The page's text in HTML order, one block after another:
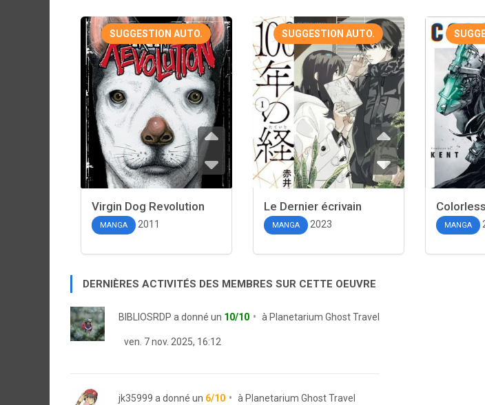
SUGGESTION AUTO.
Virgin Dog Revolution
MANGA 2011
SUGGESTION AUTO.
Le Dernier écrivain
MANGA 2023
Colorless
MANGA
DERNIÈRES ACTIVITÉS DES MEMBRES SUR CETTE OEUVRE
BIBLIOSRDP a donné un 10/10 à Planetarium Ghost Travel
ven. 7 nov. 2025, 16:12
jk35999 a donné un 6/10 à Planetarium Ghost Travel